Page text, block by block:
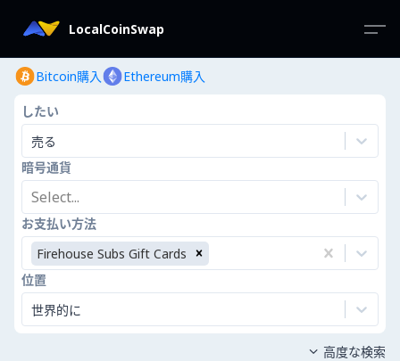
LocalCoinSwap
Bitcoin購入 Ethereum購入
したい
売る
暗号通貨
Select...
お支払い方法
Firehouse Subs Gift Cards
位置
世界的に
 高度な検索